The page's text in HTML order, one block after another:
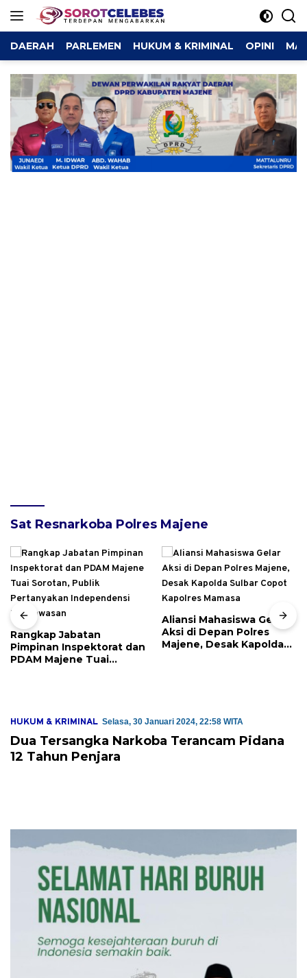
DAERAH PARLEMEN HUKUM & KRIMINAL OPINI
Sat Resnarkoba Polres Majene
Rangkap Jabatan
Pimpinan Inspektorat dan
PDAM Majene Tuai
Aliansi Mahasiswa Gelar
Aksi di Depan Polres
Majene, Desak Kapolda
HUKUM & KRIMINAL Selasa, 30 Januari 2024, 22:58 WITA
Dua Tersangka Narkoba Terancam Pidana
12 Tahun Penjara